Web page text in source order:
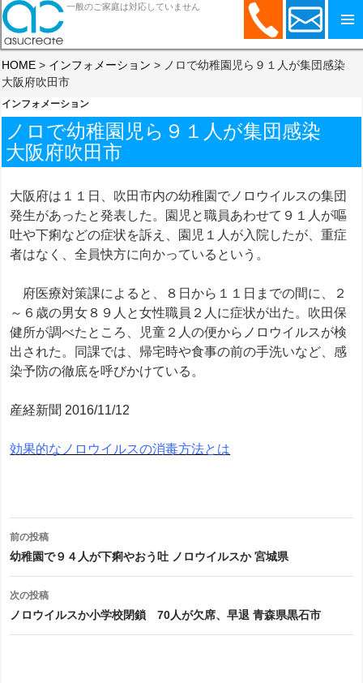
コンテンツへスキップ
一般のご家庭は対応していません
HOME > インフォメーション > ノロで幼稚園児ら９１人が集団感染
大阪府吹田市
インフォメーション
ノロで幼稚園児ら９１人が集団感染
大阪府吹田市
大阪府は１１日、吹田市内の幼稚園でノロウイルスの集団
発生があったと発表した。園児と職員あわせて９１人が嘔
吐や下痢などの症状を訴え、園児１人が入院したが、重症
者はなく、全員快方に向かっているという。
府医療対策課によると、８日から１１日までの間に、２
～６歳の男女８９人と女性職員２人に症状が出た。吹田保
健所が調べたところ、児童２人の便からノロウイルスが検
出された。同課では、帰宅時や食事の前の手洗いなど、感
染予防の徹底を呼びかけている。
産経新聞 2016/11/12
効果的なノロウイルスの消毒方法とは
投
稿
ナ
ビ
前の投稿
幼稚園で９４人が下痢やおう吐 ノロウイルスか 宮城県
次の投稿
ノロウイルスか小学校閉鎖 70人が欠席、早退 青森県黒石市